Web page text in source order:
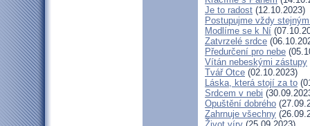
Je to radost (12.10.2023)
Postupujme vždy
Modlíme se k Ní
Zatvrzelé srdce
Předurčení pro nebe
Vítán nebeskými zástupy
Tvář Otce (02.10.2023)
Láska, která stojí za to
Srdcem v nebi
Opuštění dobrého
Zahrnuje všechny